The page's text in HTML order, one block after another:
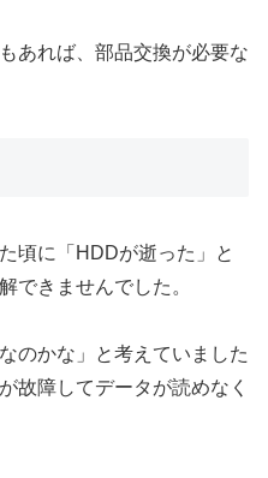
あれば、部品交換が必要な
頃に「HDDが逝った」と
できませんでした。
のかな」と考えていました
故障してデータが読めなく